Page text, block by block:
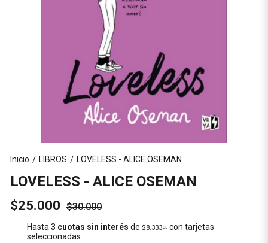
Inicio / LIBROS / LOVELESS - ALICE OSEMAN
LOVELESS - ALICE OSEMAN
$25.000 $30.000
Hasta 3 cuotas sin interés de $8.33333con tarjetas
seleccionadas